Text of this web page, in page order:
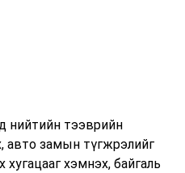
нийтийн тээврийн
авто замын түгжрэлийг
хугацааг хэмнэх, байгаль